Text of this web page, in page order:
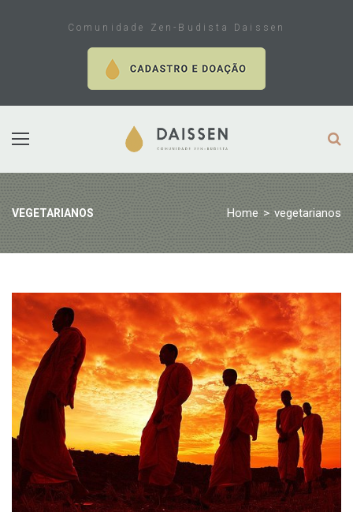
Comunidade Zen-Budista Daissen
VEGETARIANOS Home > vegetarianos
Tag:
vegetarianos